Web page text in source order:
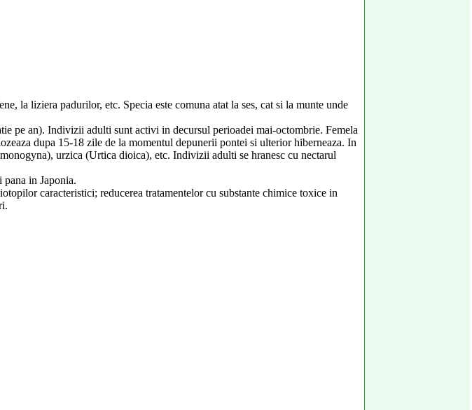
la liziera padurilor, etc. Specia este comuna atat la ses, cat si la munte unde
pe an). Indivizii adulti sunt activi in decursul perioadei mai-octombrie. Femela
dupa 15-18 zile de la momentul depunerii pontei si ulterior hiberneaza. In
urzica (Urtica dioica), etc. Indivizii adulti se hranesc cu nectarul
in Japonia.
caracteristici; reducerea tratamentelor cu substante chimice toxice in